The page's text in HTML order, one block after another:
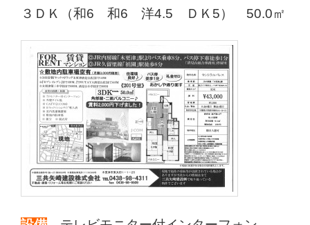
３ＤＫ（和6 和6 洋4.5 ＤＫ5） 50.0㎡